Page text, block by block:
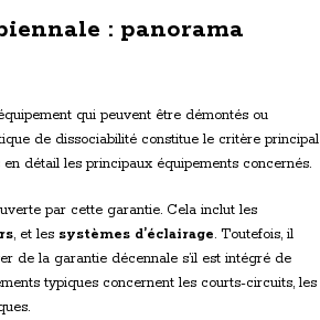
: panorama
qui peuvent être démontés ou
de dissociabilité constitue le critère principal
détail les principaux équipements concernés.
par cette garantie. Cela inclut les
, et les systèmes d’éclairage. Toutefois, il
de la garantie décennale s’il est intégré de
typiques concernent les courts-circuits, les